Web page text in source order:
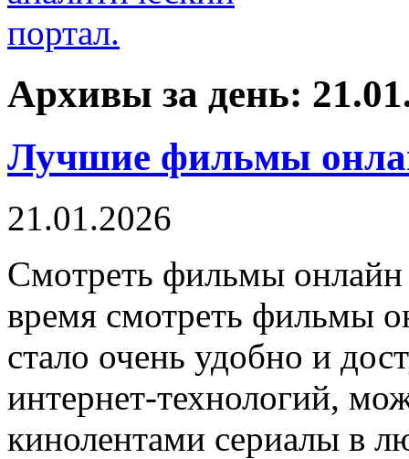
Архивы за день:
Лучшие фильмы
21.01.2026
Смoтрeть фильмы
время смотреть фильмы
стало очень удобно и
интернет-технологий,
кинолентами сериалы в